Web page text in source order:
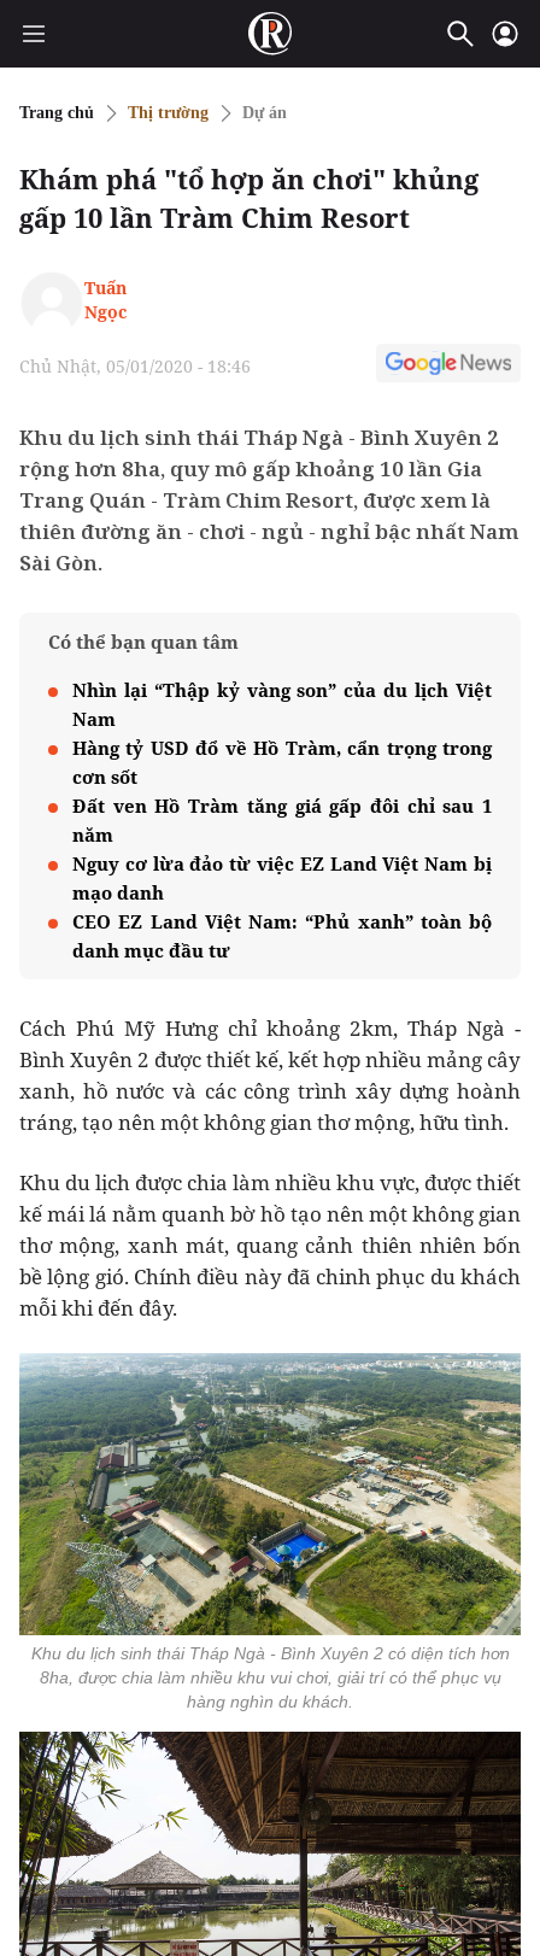
Trang chủ Thị trường Dự án
Khám phá "tổ hợp ăn chơi" khủng
gấp 10 lần Tràm Chim Resort
Tuấn
Ngọc
Chủ Nhật, 05/01/2020 - 18:46
Khu du lịch sinh thái Tháp Ngà - Bình Xuyên 2
rộng hơn 8ha, quy mô gấp khoảng 10 lần Gia
Trang Quán - Tràm Chim Resort, được xem là
thiên đường ăn - chơi - ngủ - nghỉ bậc nhất Nam
Sài Gòn.
Có thể bạn quan tâm
Nhìn lại “Thập kỷ vàng son” của du lịch Việt
Nam
Hàng tỷ USD đổ về Hồ Tràm, cẩn trọng trong
cơn sốt
Đất ven Hồ Tràm tăng giá gấp đôi chỉ sau 1
năm
Nguy cơ lừa đảo từ việc EZ Land Việt Nam bị
mạo danh
CEO EZ Land Việt Nam: “Phủ xanh” toàn bộ
danh mục đầu tư
Cách Phú Mỹ Hưng chỉ khoảng 2km, Tháp Ngà -
Bình Xuyên 2 được thiết kế, kết hợp nhiều mảng cây
xanh, hồ nước và các công trình xây dựng hoành
tráng, tạo nên một không gian thơ mộng, hữu tình.
Khu du lịch được chia làm nhiều khu vực, được thiết
kế mái lá nằm quanh bờ hồ tạo nên một không gian
thơ mộng, xanh mát, quang cảnh thiên nhiên bốn
bề lộng gió. Chính điều này đã chinh phục du khách
mỗi khi đến đây.
Khu du lịch sinh thái Tháp Ngà - Bình Xuyên 2 có diện tích hơn
8ha, được chia làm nhiều khu vui chơi, giải trí có thể phục vụ
hàng nghìn du khách.